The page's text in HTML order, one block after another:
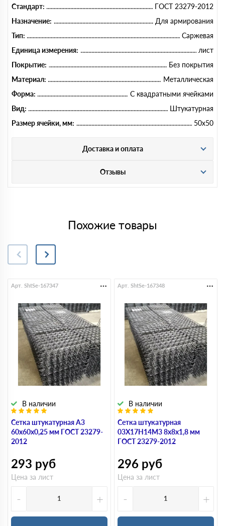
Стандарт:
ГОСТ 23279-2012
Назначение:
Для армирования
Тип:
Саржевая
Единица измерения:
лист
Покрытие:
Без покрытия
Материал:
Металлическая
Форма:
С квадратными ячейками
Вид:
Штукатурная
Размер ячейки, мм:
50х50
Доставка и оплата
Отзывы
Похожие товары
Сетка штукатурная А3
60х60х0,25 мм ГОСТ 23279-
2012
В наличии
Арт. ShtSe-167347
293 руб
Цена за лист
- +
Сетка штукатурная
03Х17Н14М3 8х8х1,8 мм
ГОСТ 23279-2012
В наличии
Арт. ShtSe-167348
296 руб
Цена за лист
- +